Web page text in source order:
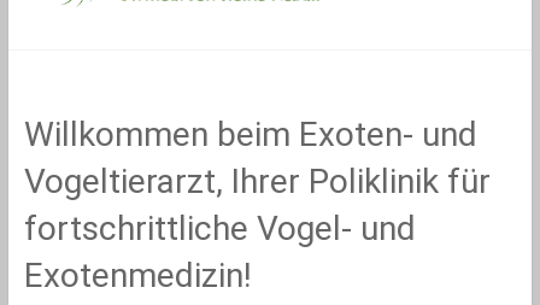
Tierarzt
Fachpraxis
Vögel
Exoten
Willkommen beim Exoten- und
Vogeltierarzt, Ihrer Poliklinik für
fortschrittliche Vogel- und
Exotenmedizin!